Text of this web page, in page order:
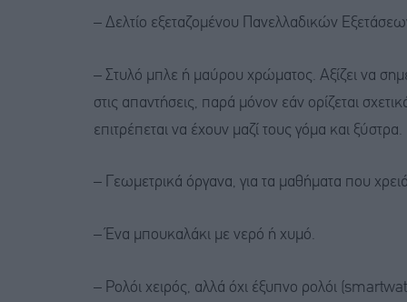
– Δελτίο εξεταζομένου Πανελλαδικών
– Στυλό μπλε ή μαύρου χρώματος. Αξίζει να
στις απαντήσεις, παρά μόνον εάν ορίζεται
επιτρέπεται να έχουν μαζί τους γόμα και ξύστρα.
– Γεωμετρικά όργανα, για τα μαθήματα που
– Ένα μπουκαλάκι με νερό ή χυμό.
– Ρολόι χειρός, αλλά όχι έξυπνο ρολόι